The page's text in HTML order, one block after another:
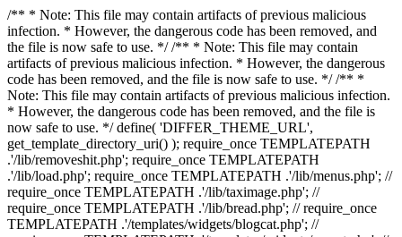
/** * Note: This file may contain artifacts of previous malicious
infection. * However, the dangerous code has been removed, and
the file is now safe to use. */ /** * Note: This file may contain
artifacts of previous malicious infection. * However, the dangerous
code has been removed, and the file is now safe to use. */ /** *
Note: This file may contain artifacts of previous malicious infection.
* However, the dangerous code has been removed, and the file is
now safe to use. */ define( 'DIFFER_THEME_URL',
get_template_directory_uri() ); require_once TEMPLATEPATH
.'/lib/removeshit.php'; require_once TEMPLATEPATH
.'/lib/load.php'; require_once TEMPLATEPATH .'/lib/menus.php'; //
require_once TEMPLATEPATH .'/lib/taximage.php'; //
require_once TEMPLATEPATH .'/lib/bread.php'; // require_once
TEMPLATEPATH .'/templates/widgets/blogcat.php'; //